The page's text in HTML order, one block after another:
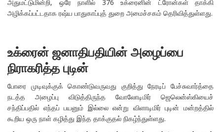
அதுமட்டுமின்றி, ஒரே நாளில் 376 உக்ரைனின் ட்ரோன்கள் தாக்கி
அழிக்கப்பட்டதாக ரஷ்ய பாதுகாப்புத் துறை அமைச்சகம் தெரிவித்துள்ளது.
உக்ரைன் ஜனாதிபதியின் அழைப்பை
நிராகரித்த புடின்
போரை முடிவுக்குக் கொண்டுவருவது குறித்து நேரடிப் பேச்சுவார்த்தை
நடத்த அழைப்பு விடுத்திருந்த வோலோடிமிர் ஜெலென்ஸ்கியைச்
சந்திப்பதில் எந்தப் பயனும் இல்லை என்று விளாடிமிர் புடின் மன்றத்தில்
கூறிய ஒரு நாள் கழித்து இந்த தாக்குதல் நிகழ்ந்துள்ளது.